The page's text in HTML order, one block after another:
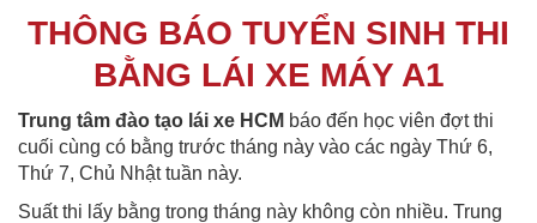
THÔNG BÁO TUYỂN SINH THI
BẰNG LÁI XE MÁY A1
Trung tâm đào tạo lái xe HCM báo đến học viên đợt thi
cuối cùng có bằng trước tháng này vào các ngày Thứ 6,
Thứ 7, Chủ Nhật tuần này.
Suất thi lấy bằng trong tháng này không còn nhiều. Trung